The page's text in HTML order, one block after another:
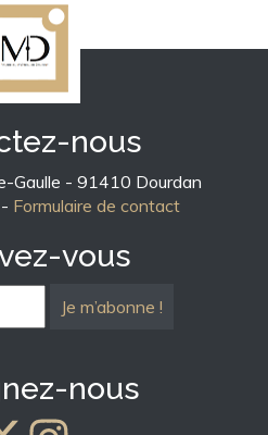
nous
Gaulle - 91410 Dourdan
Formulaire de contact
vous
nous